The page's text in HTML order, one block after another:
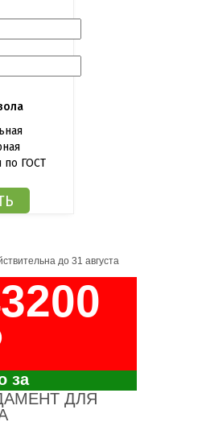
по ГОСТ
до 31 августа
за
ДЛЯ